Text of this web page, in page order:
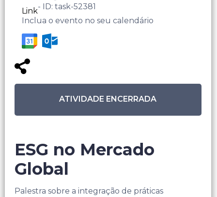
Link- ID: task-52381
Inclua o evento no seu calendário
ATIVIDADE ENCERRADA
ESG no Mercado
Global
Palestra sobre a integração de práticas